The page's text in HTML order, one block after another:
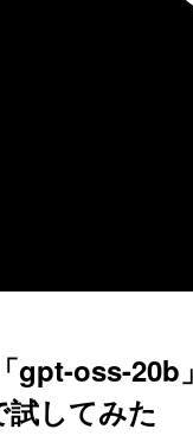
gpt-oss-20b
してみた